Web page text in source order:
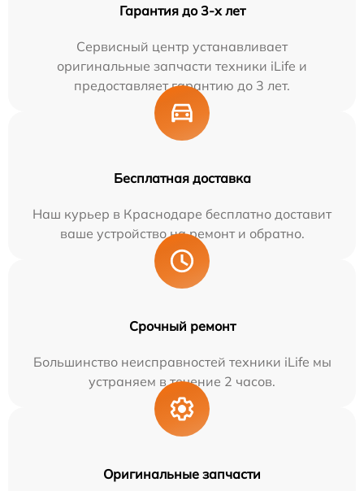
Гарантия до 3-х лет
Сервисный центр устанавливает
оригинальные запчасти техники iLife и
предоставляет гарантию до 3 лет.
Бесплатная доставка
Наш курьер в Краснодаре бесплатно доставит
ваше устройство на ремонт и обратно.
Срочный ремонт
Большинство неисправностей техники iLife мы
устраняем в течение 2 часов.
Оригинальные запчасти